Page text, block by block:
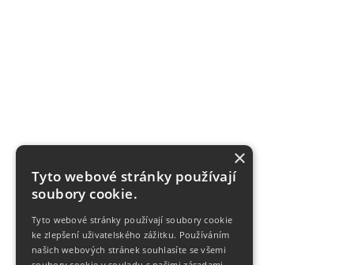
×
Tyto webové stránky používají
soubory cookie.
Tyto webové stránky používají soubory cookie
ke zlepšení uživatelského zážitku. Používáním
našich webových stránek souhlasíte se všemi